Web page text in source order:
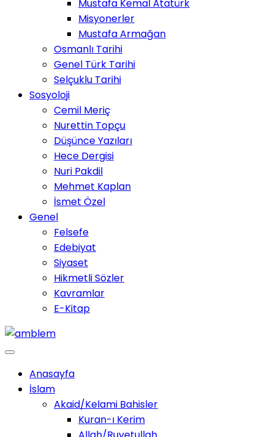
Mustafa Kemal Atatürk
Misyonerler
Mustafa Armağan
Osmanlı Tarihi
Genel Türk Tarihi
Selçuklu Tarihi
Sosyoloji
Cemil Meriç
Nurettin Topçu
Düşünce Yazıları
Hece Dergisi
Nuri Pakdil
Mehmet Kaplan
İsmet Özel
Genel
Felsefe
Edebiyat
Siyaset
Hikmetli Sözler
Kavramlar
E-Kitap
Anasayfa
İslam
Akaid/Kelami Bahisler
Kuran-ı Kerim